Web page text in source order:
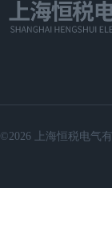
©2026 上海恒税电气